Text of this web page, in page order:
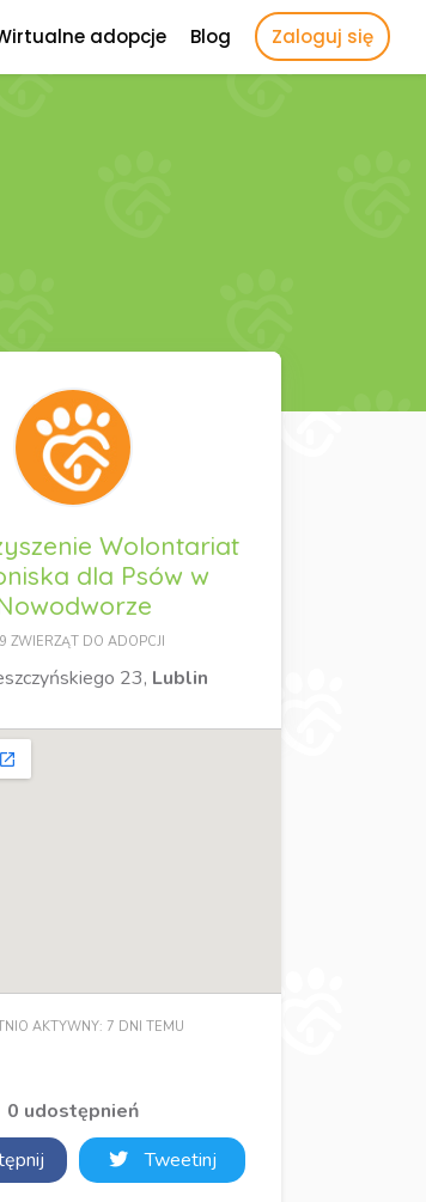
adopcje Blog Zaloguj się
Wolontariat
dla Psów w
ZWIERZĄT DO ADOPCJI
23, Lublin
AKTYWNY: 7 DNI TEMU
0 udostępnień
Tweetinj